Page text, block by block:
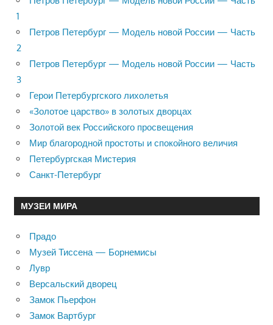
1
Петров Петербург — Модель новой России — Часть
2
Петров Петербург — Модель новой России — Часть
3
Герои Петербургского лихолетья
«Золотое царство» в золотых дворцах
Золотой век Российского просвещения
Мир благородной простоты и спокойного величия
Петербургская Мистерия
Санкт-Петербург
МУЗЕИ МИРА
Прадо
Музей Тиссена — Борнемисы
Лувр
Версальский дворец
Замок Пьерфон
Замок Вартбург